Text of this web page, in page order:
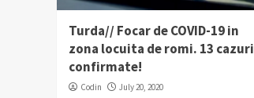
Turda// Focar de COVID-19 in
zona locuita de romi. 13 cazuri
confirmate!
Codin July 20, 2020